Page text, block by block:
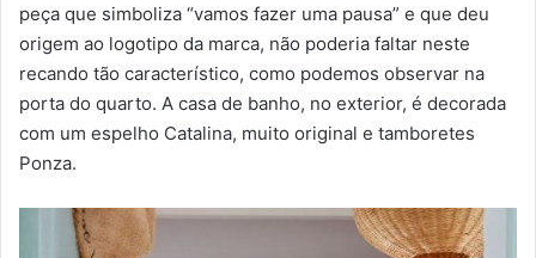
peça que simboliza “vamos fazer uma pausa” e que deu
origem ao logotipo da marca, não poderia faltar neste
recando tão característico, como podemos observar na
porta do quarto. A casa de banho, no exterior, é decorada
com um espelho Catalina, muito original e tamboretes
Ponza.